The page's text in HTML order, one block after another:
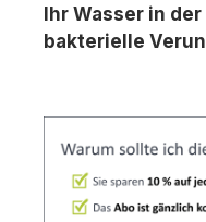
Ihr Wasser in
bakterielle